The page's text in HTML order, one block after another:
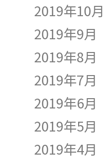
2019年10月
2019年9月
2019年8月
2019年7月
2019年6月
2019年5月
2019年4月